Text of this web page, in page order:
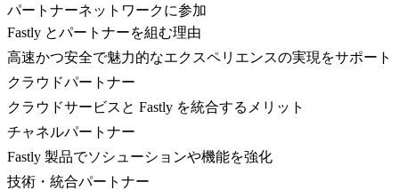
パートナーネットワークに参加
Fastly とパートナーを組む理由
高速かつ安全で魅力的なエクスペリエンスの実現をサポート
クラウドパートナー
クラウドサービスと Fastly を統合するメリット
チャネルパートナー
Fastly 製品でソシューションや機能を強化
技術・統合パートナー